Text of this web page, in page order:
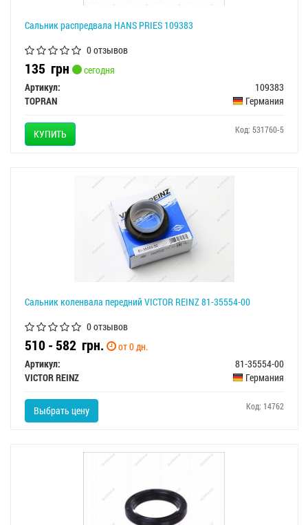
Сальник распредвала HANS PRIES 109383
0 отзывов
135 грн
сегодня
Артикул:
109383
TOPRAN
Германия
КУПИТЬ Код: 531760-5
Сальник коленвала передний VICTOR REINZ 81-35554-00
0 отзывов
510 - 582 грн.
от 0 дн.
Артикул:
81-35554-00
VICTOR REINZ
Германия
Выбрать цену Код: 14762